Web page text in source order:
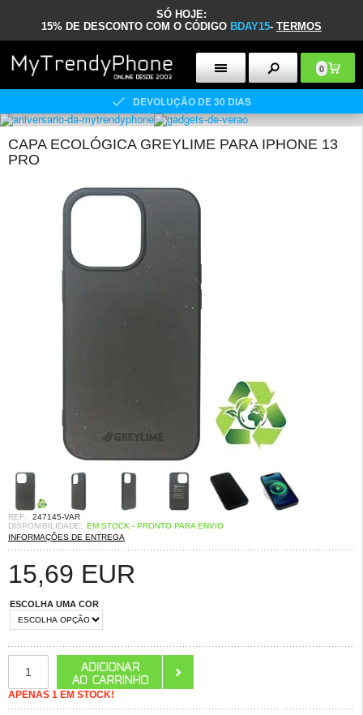
SÓ HOJE:
15% DE DESCONTO COM O CÓDIGO BDAY15- TERMOS
0
DEVOLUÇÃO DE 30 DIAS
CAPA ECOLÓGICA GREYLIME PARA IPHONE 13
PRO
REF.: 247145-VAR
DISPONIBILIDADE: EM STOCK - PRONTO PARA ENVIO
INFORMAÇÕES DE ENTREGA
15,69 EUR
ESCOLHA UMA COR
APENAS 1 EM STOCK!